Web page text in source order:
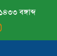
বঙ্গাব্দ